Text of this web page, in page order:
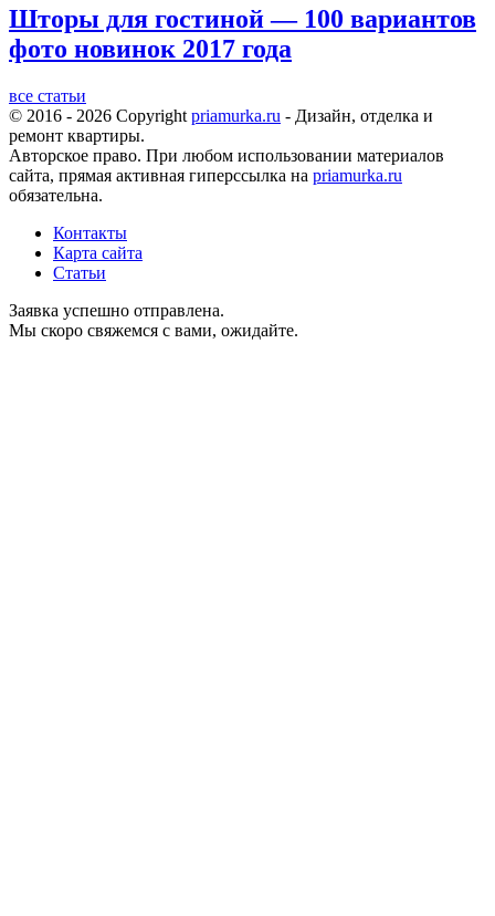
Шторы для гостиной — 100 вариантов
фото новинок 2017 года
все статьи
© 2016 - 2026 Copyright priamurka.ru - Дизайн, отделка и
ремонт квартиры.
Авторское право. При любом использовании материалов
сайта, прямая активная гиперссылка на priamurka.ru
обязательна.
Контакты
Карта сайта
Статьи
Заявка успешно отправлена.
Мы скоро свяжемся с вами, ожидайте.